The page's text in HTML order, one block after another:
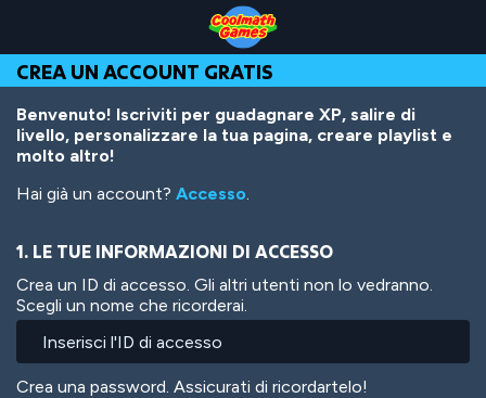
Top
of
Page
Navigation
Main
Content
Footer
contenuto
principale
CREA UN ACCOUNT GRATIS
Benvenuto! Iscriviti per guadagnare XP, salire di
livello, personalizzare la tua pagina, creare playlist e
molto altro!
Hai già un account? Accesso.
1. LE TUE INFORMAZIONI DI ACCESSO
Crea un ID di accesso. Gli altri utenti non lo vedranno.
Scegli un nome che ricorderai.
Crea una password. Assicurati di ricordartelo!